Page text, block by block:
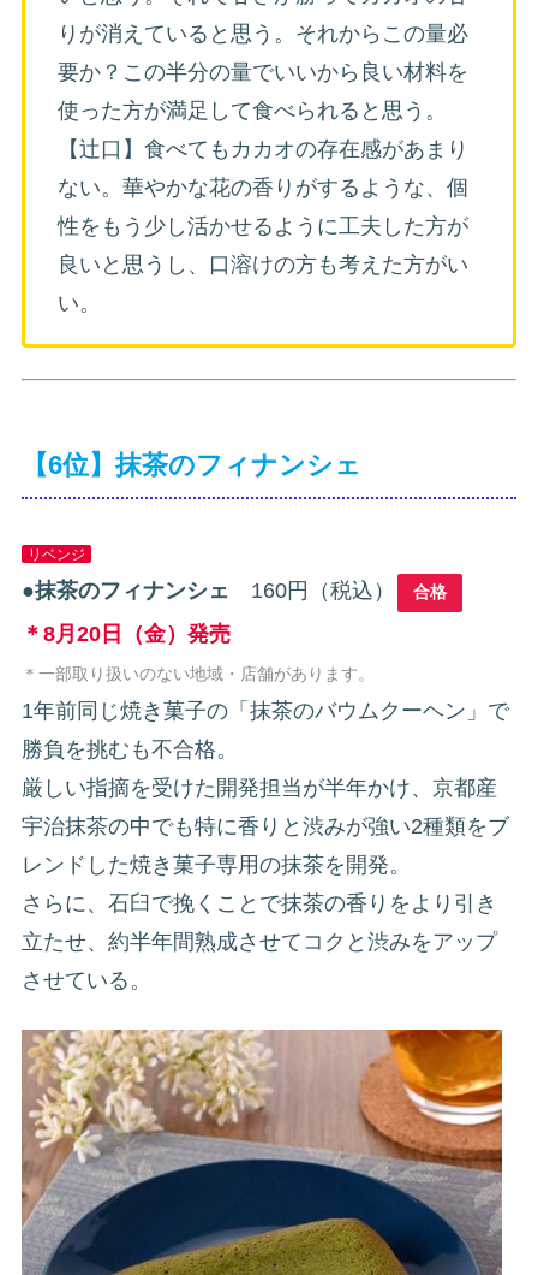
りが消えていると思う。それからこの量必
要か？この半分の量でいいから良い材料を
使った方が満足して食べられると思う。
【辻口】食べてもカカオの存在感があまり
ない。華やかな花の香りがするような、個
性をもう少し活かせるように工夫した方が
良いと思うし、口溶けの方も考えた方がい
い。
【6位】抹茶のフィナンシェ
リベンジ
●抹茶のフィナンシェ 160円（税込） 合格
＊8月20日（金）発売
＊一部取り扱いのない地域・店舗があります。
1年前同じ焼き菓子の「抹茶のバウムクーヘン」で
勝負を挑むも不合格。
厳しい指摘を受けた開発担当が半年かけ、京都産
宇治抹茶の中でも特に香りと渋みが強い2種類をブ
レンドした焼き菓子専用の抹茶を開発。
さらに、石臼で挽くことで抹茶の香りをより引き
立たせ、約半年間熟成させてコクと渋みをアップ
させている。